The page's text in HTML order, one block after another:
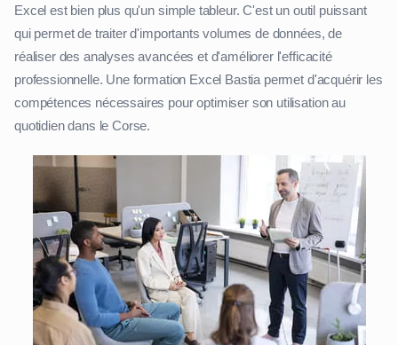
Excel est bien plus qu'un simple tableur. C'est un outil puissant
qui permet de traiter d'importants volumes de données, de
réaliser des analyses avancées et d'améliorer l'efficacité
professionnelle. Une formation Excel Bastia permet d'acquérir les
compétences nécessaires pour optimiser son utilisation au
quotidien dans le Corse.